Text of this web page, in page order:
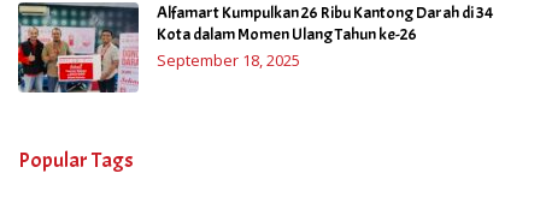
Alfamart Kumpulkan 26 Ribu Kantong Darah di 34
Kota dalam Momen Ulang Tahun ke-26
September 18, 2025
Popular Tags